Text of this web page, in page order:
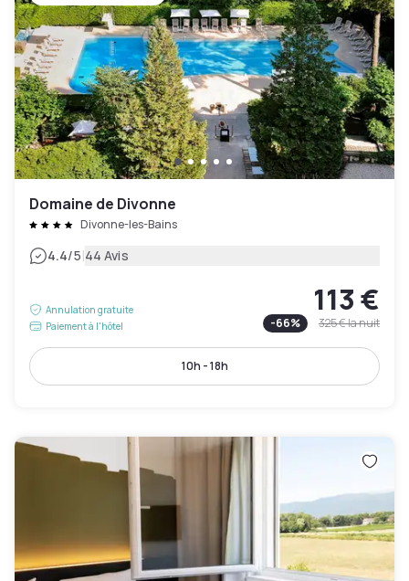
Domaine de Divonne
Divonne-les-Bains
4.4/5|44 Avis
Annulation gratuite
Paiement à l'hôtel
113 €
-66% 325 €la nuit
10h - 18h